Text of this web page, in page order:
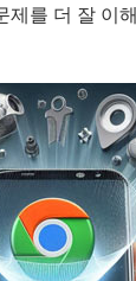
를 더 잘 이